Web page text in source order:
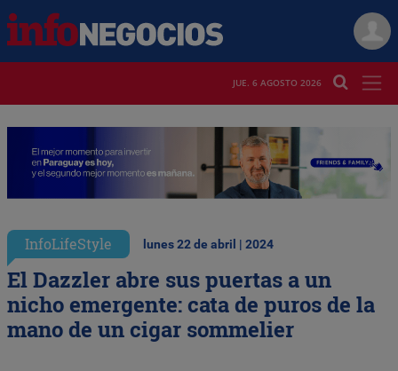
JUE. 6 AGOSTO 2026
InfoLifeStyle lunes 22 de abril | 2024
El Dazzler abre sus puertas a un
nicho emergente: cata de puros de la
mano de un cigar sommelier